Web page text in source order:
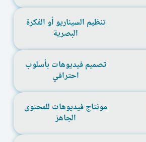
تنظيم السيناريو أو الفكرة
البصرية
تصميم فيديوهات بأسلوب
احترافي
مونتاج فيديوهات للمحتوى
الجاهز